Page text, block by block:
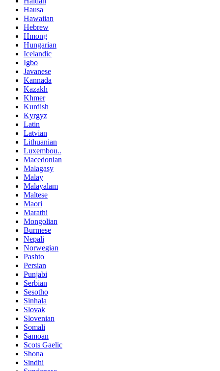
Hausa
Hawaiian
Hebrew
Hmong
Hungarian
Icelandic
Igbo
Javanese
Kannada
Kazakh
Khmer
Kurdish
Kyrgyz
Latin
Latvian
Lithuanian
Luxembou..
Macedonian
Malagasy
Malay
Malayalam
Maltese
Maori
Marathi
Mongolian
Burmese
Nepali
Norwegian
Pashto
Persian
Punjabi
Serbian
Sesotho
Sinhala
Slovak
Slovenian
Somali
Samoan
Scots Gaelic
Shona
Sindhi